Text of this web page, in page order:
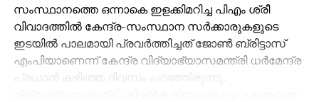
സംസ്ഥാനത്തെ ഒന്നാകെ ഇളക്കിമറിച്ച പിഎം ശ്രീ
വിവാദത്തില്‍ കേന്ദ്ര-സംസ്ഥാന സര്‍ക്കാരുകളുടെ
ഇടയില്‍ പാലമായി പ്രവര്‍ത്തിച്ചത് ജോണ്‍ ബ്രിട്ടാസ്
എംപിയാണെന്ന് കേന്ദ്ര വിദ്യാഭ്യാസമന്ത്രി ധര്‍മേന്ദ്ര
പ്രധാന്‍ കഴിഞ്ഞ ദിവസം പറഞ്ഞിരുന്നു.